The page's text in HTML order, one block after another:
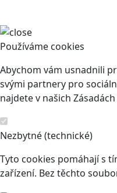
Používáme cookies
Abychom vám usnadnili
svými partnery pro
najdete v našich
Nezbytné (technické)
Tyto cookies pomáhají s
zařízení. Bez těchto